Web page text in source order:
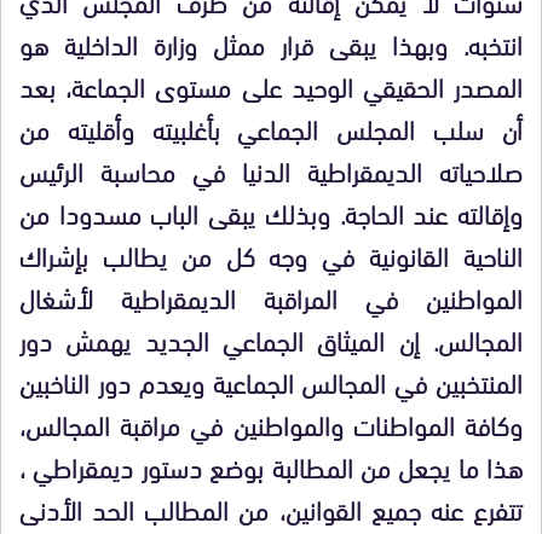
انتخبه. وبهذا يبقى قرار ممثل وزارة الداخلية هو
المصدر الحقيقي الوحيد على مستوى الجماعة، بعد
أن سلب المجلس الجماعي بأغلبيته وأقليته من
صلاحياته الديمقراطية الدنيا في محاسبة الرئيس
وإقالته عند الحاجة. وبذلك يبقى الباب مسدودا من
الناحية القانونية في وجه كل من يطالب بإشراك
المواطنين في المراقبة الديمقراطية لأشغال
المجالس. إن الميثاق الجماعي الجديد يهمش دور
المنتخبين في المجالس الجماعية ويعدم دور الناخبين
وكافة المواطنات والمواطنين في مراقبة المجالس،
هذا ما يجعل من المطالبة بوضع دستور ديمقراطي ،
تتفرع عنه جميع القوانين، من المطالب الحد الأدنى